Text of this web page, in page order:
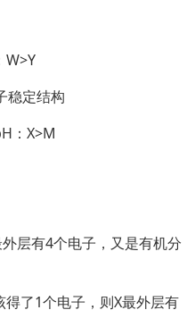
W>Y
稳定结构
：X>M
层有4个电子，又是有机分
了1个电子，则X最外层有